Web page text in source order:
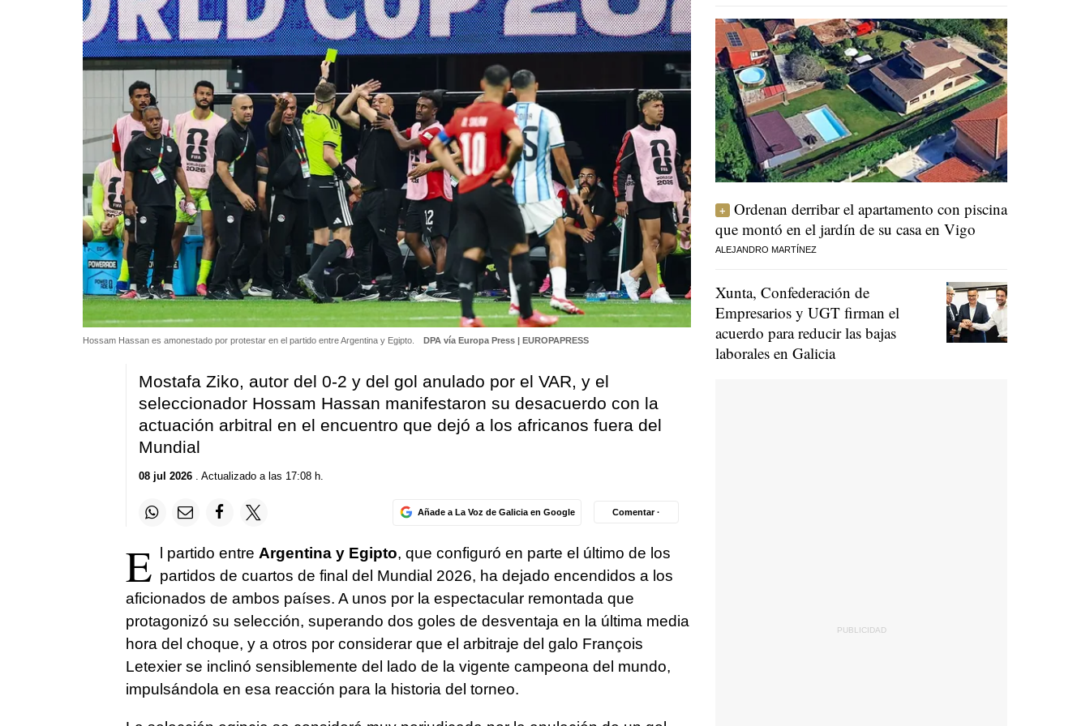
Hossam Hassan es amonestado por protestar en el partido entre Argentina y Egipto. DPA vía Europa Press | EUROPAPRESS
Mostafa Ziko, autor del 0-2 y del gol anulado por el VAR, y el
seleccionador Hossam Hassan manifestaron su desacuerdo con la
actuación arbitral en el encuentro que dejó a los africanos fuera del
Mundial
08 jul 2026. Actualizado a las 17:08 h.
Añade a La Voz de Galicia en Google Comentar ·
E l partido entre Argentina y Egipto, que configuró en parte el último de los
partidos de cuartos de final del Mundial 2026, ha dejado encendidos a los
aficionados de ambos países. A unos por la espectacular remontada que
protagonizó su selección, superando dos goles de desventaja en la última media
hora del choque, y a otros por considerar que el arbitraje del galo François
Letexier se inclinó sensiblemente del lado de la vigente campeona del mundo,
impulsándola en esa reacción para la historia del torneo.
Ordenan derribar el apartamento con piscina
que montó en el jardín de su casa en Vigo
ALEJANDRO MARTÍNEZ
Xunta, Confederación de
Empresarios y UGT firman el
acuerdo para reducir las bajas
laborales en Galicia